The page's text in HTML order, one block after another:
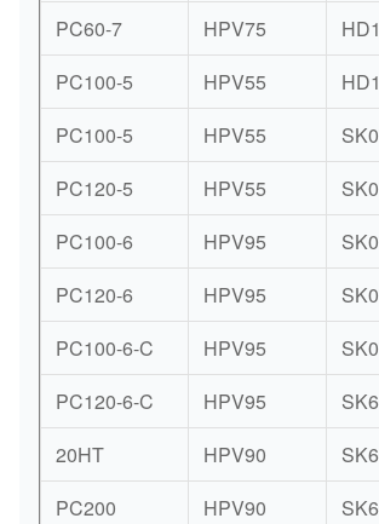
PC60-7
HPV75
PC100-5
HPV55
PC100-5
HPV55
PC120-5
HPV55
PC100-6
HPV95
PC120-6
HPV95
PC100-6-C
HPV95
PC120-6-C
HPV95
20HT
HPV90
PC200
HPV90